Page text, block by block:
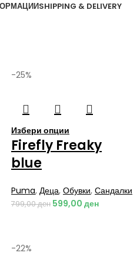
SHIPPING & DELIVERY
-25%
Избери опции
Firefly Freaky
blue
Puma, Деца, Обувки, Сандалки
799,00ден 599,00 ден
-22%